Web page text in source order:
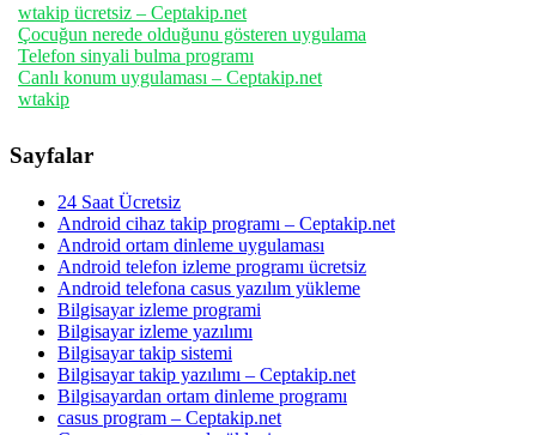
wtakip ücretsiz – Ceptakip.net
Çocuğun nerede olduğunu gösteren uygulama
Telefon sinyali bulma programı
Canlı konum uygulaması – Ceptakip.net
wtakip
Sayfalar
24 Saat Ücretsiz
Android cihaz takip programı – Ceptakip.net
Android ortam dinleme uygulaması
Android telefon izleme programı ücretsiz
Android telefona casus yazılım yükleme
Bilgisayar izleme programi
Bilgisayar izleme yazılımı
Bilgisayar takip sistemi
Bilgisayar takip yazılımı – Ceptakip.net
Bilgisayardan ortam dinleme programı
casus program – Ceptakip.net